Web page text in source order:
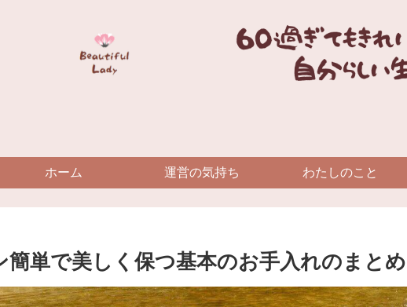
ホーム 運営の気持ち わたしのこと
簡単で美しく保つ基本のお手入れのまとめ